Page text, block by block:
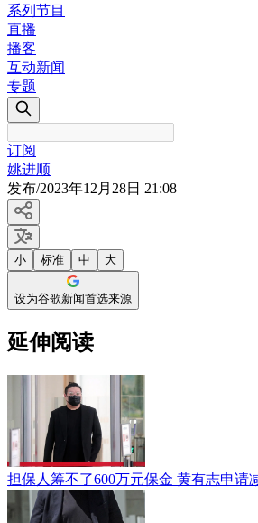
系列节目
直播
播客
互动新闻
专题
订阅
姚进顺
发布/2023年12月28日 21:08
小 标准 中 大
设为谷歌新闻首选来源
延伸阅读
担保人筹不了600万元保金 黄有志申请